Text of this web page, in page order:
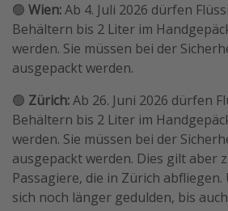
🟢 Wien:Ab 4. Juli 2026 dürfen
Behältern bis 2 Liter im
werden. Sie müssen bei der
ausgepackt werden.
🟢 Zürich:Ab 26. Juni 2026 dürfen
Behältern bis 2 Liter im
werden. Sie müssen bei der
ausgepackt werden. Dies gilt aber
Passagiere, die in Zürich
sich noch länger gedulden, bis